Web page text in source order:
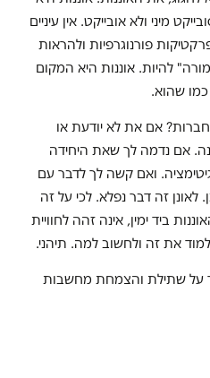
מיני ולא אובייקט. אין עיניים
פורנוגרפיות ולהראות
להיות. אוננות היא המקום
שהוא.
אם את לא יודעת או
אם נדמה לך שאת היחידה
ואם קשה לך לדבר עם
לאונן זה דבר נפלא. לכי על זה
ביד ימין, אינה זהה לחוויית
את זה ולחשוב למה. תיהני.
על שתילת והצמחת מחשבות